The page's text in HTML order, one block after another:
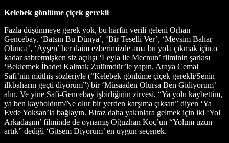
Kelebek gönlüme çiçek gerekli
Fazla düşünmeye gerek yok, bu harfin verili geleni Orhan
Gencebay. ‘Batsın Bu Dünya’, ‘Bir Teselli Ver’, ‘Mevsim Bahar
Olunca’, ‘Ayşen’ her daim ezberimizde ama bu yola çıkmak için o
kadar sabretmişken siz açılışı ‘Leyla ile Mecnun’ filminin şarkısı
‘Beklemek İbadet Kalmak Zulümdür’le yapın. Araya Cemal
Safi’nin müthiş sözleriyle (“Kelebek gönlüme çiçek gerekli/Senin
ilkbaharın geçti diyorum”) bir ‘Müsaaden Olursa Ben Gidiyorum’
alın. Ve yine Safi-Gencebay işbirliğinin zirvesi, “Ya yolu kaybettim,
ya ben kayboldum/Ne olur bir yerden karşıma çıksan” diyen ‘Ya
Evde Yoksan’la bağlayın. Biraz daha yakınlara gelmek için iki ‘Yol
Arkadaşım’ filminde de oynamış Oğuzhan Koç’un “Yolum uzun
artık” dediği ‘Gitsem Diyorum’ en uygun seçenek.